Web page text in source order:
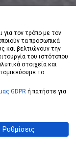
τον τρόπο με τον
τα προσωπικά
και βελτιώνουν την
του ιστότοπου
στοιχεία και
το
GDPR ή πατήστε για
Ρυθμίσεις